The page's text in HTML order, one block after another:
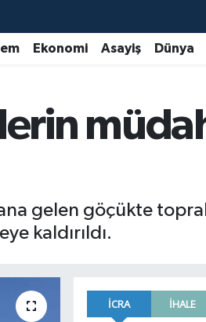
Ekonomi Asayiş Dünya
gelen göçükte
kaldırıldı.